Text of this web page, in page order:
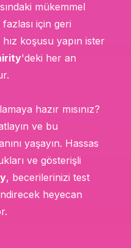
mükemmel
fazlası için geri
koşusu yapın ister
'deki her an
hazır mısınız?
ve bu
yaşayın. Hassas
ve gösterişli
, becerilerinizi test
heyecan